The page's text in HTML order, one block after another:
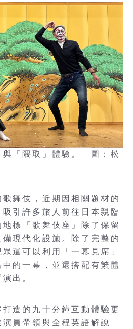
與「隈取」體驗。 圖：松
舞伎，近期因相關題材的
引許多旅人前往日本親臨
標「歌舞伎座」除了保留
現代化設施。除了完整的
還可以利用「一幕見席」
的一幕，並還搭配有繁體
出。
造的九十分鐘互動體驗更
員帶領與全程英語解說